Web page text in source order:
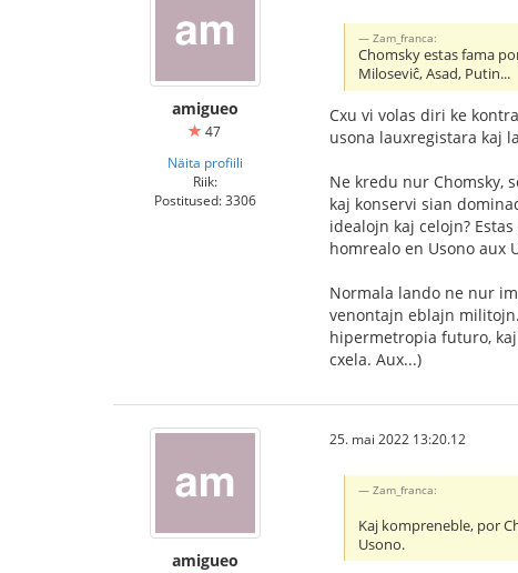
amigueo
47
Näita profiili
Riik:
Postitused: 3306
Zam_franca:
Chomsky estas fama
Miloseviĉ, Asad, Putin...
Cxu vi volas diri ke
usona lauxregistara kaj
Ne kredu nur Chomsky,
kaj konservi sian
idealojn kaj celojn?
homrealo en Usono aux
Normala lando ne nur
venontajn eblajn
hipermetropia futuro, kaj
cxela. Aux...)
amigueo
25. mai 2022 13:20.12
Zam_franca:
Kaj kompreneble, por
Usono.